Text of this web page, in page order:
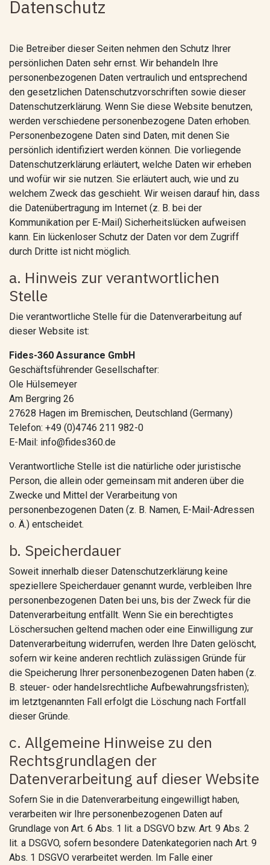
Datenschutz
Die Betreiber dieser Seiten nehmen den Schutz Ihrer
persönlichen Daten sehr ernst. Wir behandeln Ihre
personenbezogenen Daten vertraulich und entsprechend
den gesetzlichen Datenschutzvorschriften sowie dieser
Datenschutzerklärung. Wenn Sie diese Website benutzen,
werden verschiedene personenbezogene Daten erhoben.
Personenbezogene Daten sind Daten, mit denen Sie
persönlich identifiziert werden können. Die vorliegende
Datenschutzerklärung erläutert, welche Daten wir erheben
und wofür wir sie nutzen. Sie erläutert auch, wie und zu
welchem Zweck das geschieht. Wir weisen darauf hin, dass
die Datenübertragung im Internet (z. B. bei der
Kommunikation per E-Mail) Sicherheitslücken aufweisen
kann. Ein lückenloser Schutz der Daten vor dem Zugriff
durch Dritte ist nicht möglich.
a. Hinweis zur verantwortlichen
Stelle
Die verantwortliche Stelle für die Datenverarbeitung auf
dieser Website ist:
Fides-360 Assurance GmbH
Geschäftsführender Gesellschafter:
Ole Hülsemeyer
Am Bergring 26
27628 Hagen im Bremischen, Deutschland (Germany)
Telefon: +49 (0)4746 211 982-0
E-Mail: info@fides360.de
Verantwortliche Stelle ist die natürliche oder juristische
Person, die allein oder gemeinsam mit anderen über die
Zwecke und Mittel der Verarbeitung von
personenbezogenen Daten (z. B. Namen, E-Mail-Adressen
o. Ä.) entscheidet.
b. Speicherdauer
Soweit innerhalb dieser Datenschutzerklärung keine
speziellere Speicherdauer genannt wurde, verbleiben Ihre
personenbezogenen Daten bei uns, bis der Zweck für die
Datenverarbeitung entfällt. Wenn Sie ein berechtigtes
Löschersuchen geltend machen oder eine Einwilligung zur
Datenverarbeitung widerrufen, werden Ihre Daten gelöscht,
sofern wir keine anderen rechtlich zulässigen Gründe für
die Speicherung Ihrer personenbezogenen Daten haben (z.
B. steuer- oder handelsrechtliche Aufbewahrungsfristen);
im letztgenannten Fall erfolgt die Löschung nach Fortfall
dieser Gründe.
c. Allgemeine Hinweise zu den
Rechtsgrundlagen der
Datenverarbeitung auf dieser Website
Sofern Sie in die Datenverarbeitung eingewilligt haben,
verarbeiten wir Ihre personenbezogenen Daten auf
Grundlage von Art. 6 Abs. 1 lit. a DSGVO bzw. Art. 9 Abs. 2
lit. a DSGVO, sofern besondere Datenkategorien nach Art. 9
Abs. 1 DSGVO verarbeitet werden. Im Falle einer